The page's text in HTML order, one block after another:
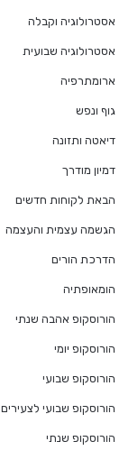
אסטרולוגיה וקבלה
אסטרולוגיה שבועית
ארומתרפיה
גוף ונפש
דיאטה ותזונה
דמיון מודרך
הבאת לקוחות חדשים
הגשמה עצמית והעצמה
הדרכת הורים
הומאופתיה
הורוסקופ אהבה שנתי
הורוסקופ יומי
הורוסקופ שבועי
הורוסקופ שבועי לצעירים
הורוסקופ שנתי